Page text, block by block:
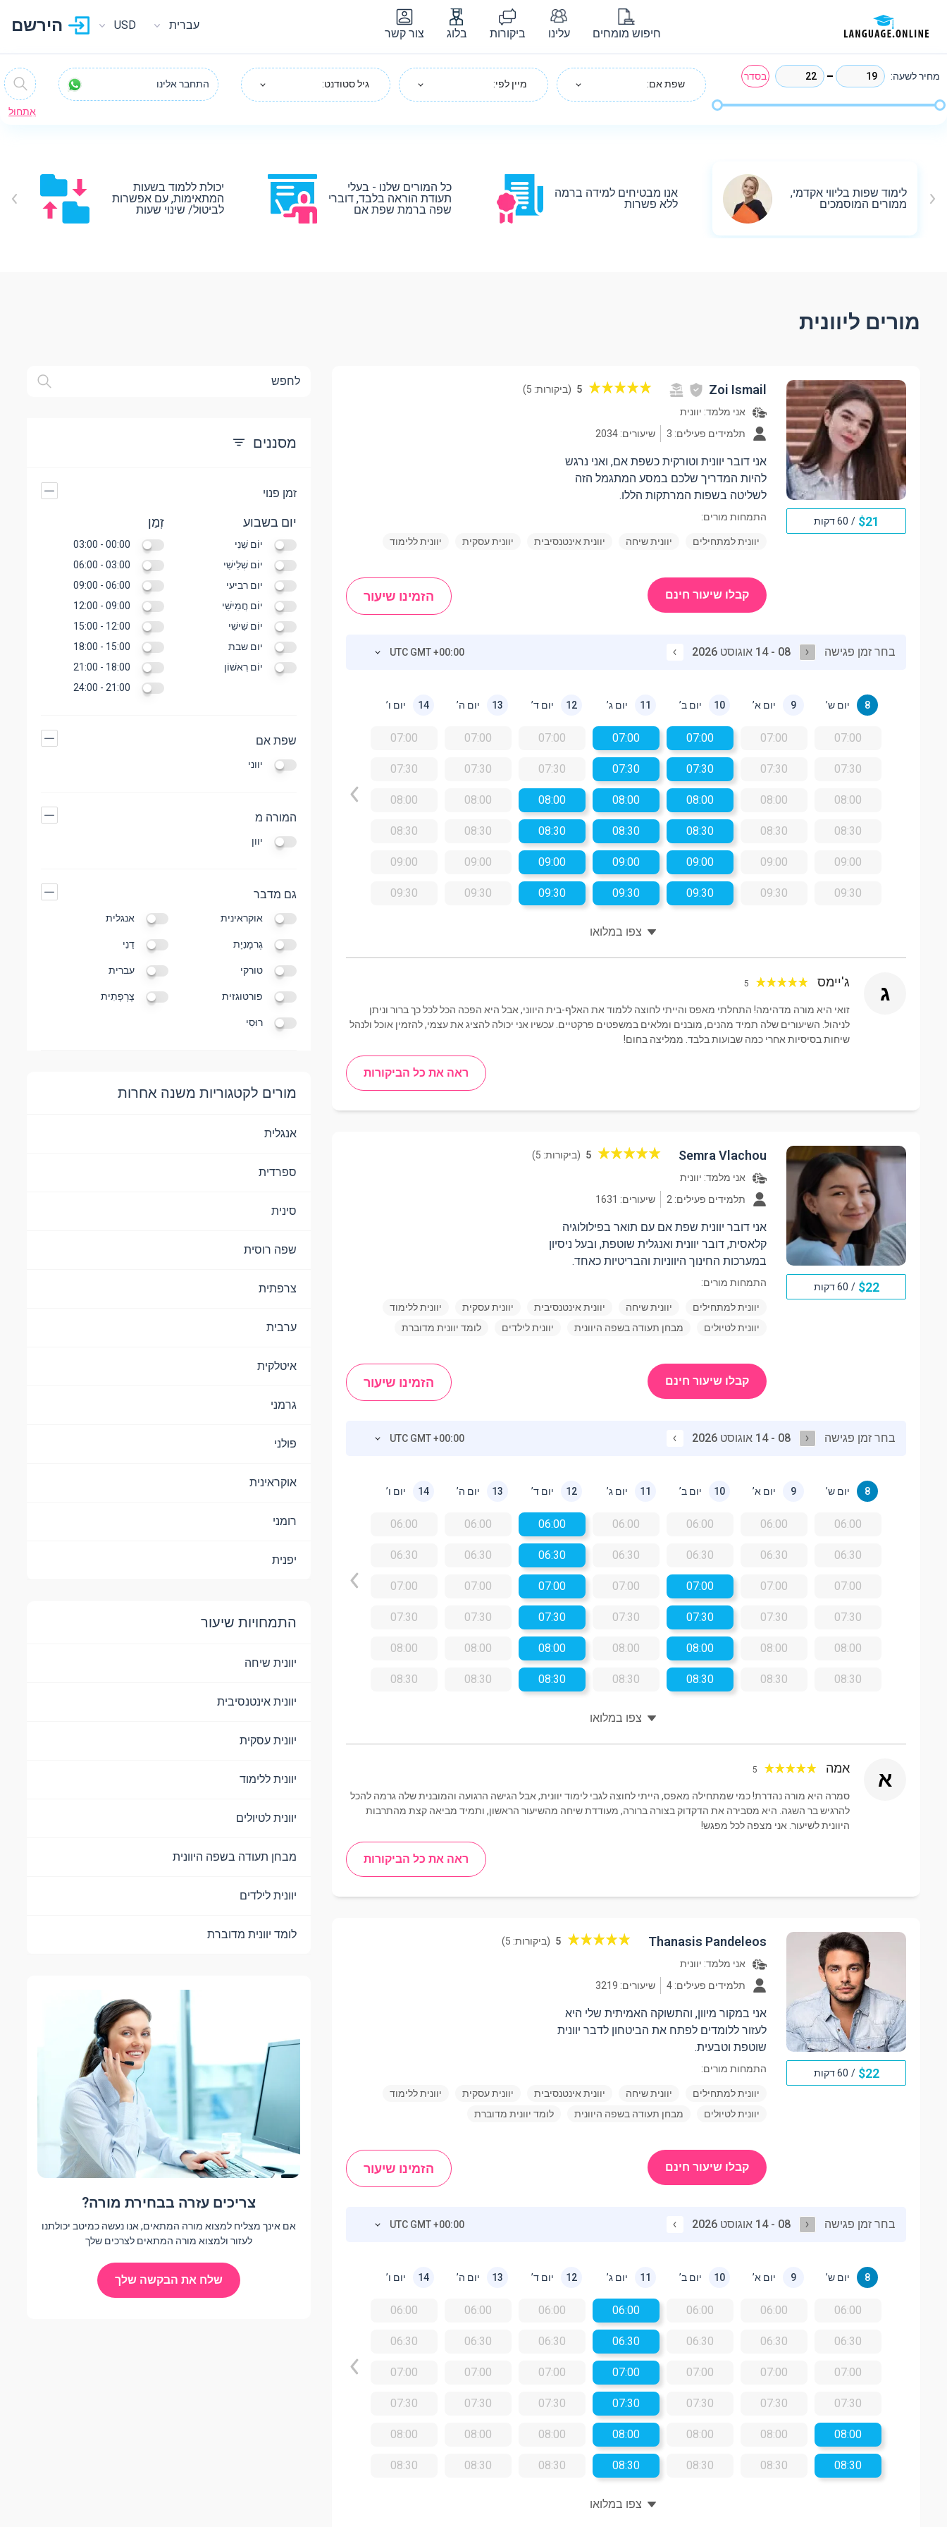
חיפוש מומחים עלינו ביקורות בלוג צור קשר
עברית USD הירשם
אִתחוּל
מחיר לשעה: בסדר
שפת אם: מיין לפי: גיל סטודנט: התחבר אלינו
לימוד שפות בליווי אקדמי,
ממורים המוסמכים
אנו מבטיחים למידה ברמה
ללא פשרות
כל המורים שלנו - בעלי
תעודת הוראה בלבד, דוברי
שפה ברמת שפת אם
יכולת ללמוד בשעות
המתאימות, עם אפשרות
לביטול/ שינוי שעות
מורים ליוונית
21
$
/ 60 דקות
Zoi Ismail
5 (ביקורות: 5)
אני מלמד: יוונית
תלמידים פעילים: 3
שיעורים: 2034
אני דובר יוונית וטורקית כשפת אם, ואני נרגש
להיות המדריך שלכם במסע המתגמל הזה
לשליטה בשפות המרתקות הללו.
התמחות מורים:
יוונית למתחילים יוונית שיחה יוונית אינטנסיבית יוונית עסקית יוונית ללימוד
קבלו שיעור חינם הזמינו שיעור
בחר זמן פגישה 08 - 14 אוגוסט 2026 UTC GMT +00:00
8 יום ש’
07:00
07:30
08:00
08:30
09:00
09:30
9 יום א’
07:00
07:30
08:00
08:30
09:00
09:30
10 יום ב’
07:00
07:30
08:00
08:30
09:00
09:30
11 יום ג’
07:00
07:30
08:00
08:30
09:00
09:30
12 יום ד’
07:00
07:30
08:00
08:30
09:00
09:30
13 יום ה’
07:00
07:30
08:00
08:30
09:00
09:30
14 יום ו’
07:00
07:30
08:00
08:30
09:00
09:30
צפו במלואו
ג ג'יימס 5
זואי היא מורה מדהימה! התחלתי מאפס והייתי לחוצה ללמוד את האלף-בית היווני, אבל היא הפכה הכל לכל כך ברור וניתן
לניהול. השיעורים שלה תמיד מהנים, מובנים ומלאים במשפטים פרקטיים. עכשיו אני יכולה להציג את עצמי, להזמין אוכל ולנהל
שיחות בסיסיות אחרי כמה שבועות בלבד. ממליצה בחום!
ראה את כל הביקורות
22
$
/ 60 דקות
Semra Vlachou
5 (ביקורות: 5)
אני מלמד: יוונית
תלמידים פעילים: 2
שיעורים: 1631
אני דובר יוונית שפת אם עם תואר בפילולוגיה
קלאסית, דובר יוונית ואנגלית שוטפת, ובעל ניסיון
במערכות החינוך היווניות והבריטיות כאחד.
התמחות מורים:
יוונית למתחילים יוונית שיחה יוונית אינטנסיבית יוונית עסקית
יוונית ללימוד
יוונית לטיולים
מבחן תעודה בשפה היוונית יוונית לילדים לומד יוונית מדוברת
קבלו שיעור חינם הזמינו שיעור
בחר זמן פגישה 08 - 14 אוגוסט 2026 UTC GMT +00:00
8 יום ש’
06:00
06:30
07:00
07:30
08:00
08:30
9 יום א’
06:00
06:30
07:00
07:30
08:00
08:30
10 יום ב’
06:00
06:30
07:00
07:30
08:00
08:30
11 יום ג’
06:00
06:30
07:00
07:30
08:00
08:30
12 יום ד’
06:00
06:30
07:00
07:30
08:00
08:30
13 יום ה’
06:00
06:30
07:00
07:30
08:00
08:30
14 יום ו’
06:00
06:30
07:00
07:30
08:00
08:30
צפו במלואו
א אמה 5
סמרה היא מורה נהדרת! כמי שמתחילה מאפס, הייתי לחוצה לגבי לימוד יוונית, אבל הגישה הרגועה והמובנית שלה גרמה להכל
להרגיש בר השגה. היא מסבירה את הדקדוק בצורה ברורה, מעודדת שיחה מהשיעור הראשון, ותמיד מביאה קצת מהתרבות
היוונית לשיעור. אני מצפה לכל מפגש!
ראה את כל הביקורות
22
$
/ 60 דקות
Thanasis Pandeleos
5 (ביקורות: 5)
אני מלמד: יוונית
תלמידים פעילים: 4
שיעורים: 3219
אני במקור מיוון, והתשוקה האמיתית שלי היא
לעזור ללומדים לפתח את הביטחון לדבר יוונית
שוטפת וטבעית.
התמחות מורים:
יוונית למתחילים יוונית שיחה יוונית אינטנסיבית יוונית עסקית
יוונית ללימוד
יוונית לטיולים
מבחן תעודה בשפה היוונית לומד יוונית מדוברת
קבלו שיעור חינם הזמינו שיעור
בחר זמן פגישה 08 - 14 אוגוסט 2026 UTC GMT +00:00
8 יום ש’
06:00
06:30
07:00
07:30
08:00
08:30
9 יום א’
06:00
06:30
07:00
07:30
08:00
08:30
10 יום ב’
06:00
06:30
07:00
07:30
08:00
08:30
11 יום ג’
06:00
06:30
07:00
07:30
08:00
08:30
12 יום ד’
06:00
06:30
07:00
07:30
08:00
08:30
13 יום ה’
06:00
06:30
07:00
07:30
08:00
08:30
14 יום ו’
06:00
06:30
07:00
07:30
08:00
08:30
צפו במלואו
לחפש
מסננים
זמן פנוי
יום בשבוע
יוֹם שֵׁנִי
יוֹם שְׁלִישִׁי
יום רביעי
יוֹם חֲמִישִׁי
יוֹם שִׁישִׁי
יום שבת
יוֹם רִאשׁוֹן
זְמַן
00:00 - 03:00
03:00 - 06:00
06:00 - 09:00
09:00 - 12:00
12:00 - 15:00
15:00 - 18:00
18:00 - 21:00
21:00 - 24:00
שפת אם
יווני
המורה מ
יוון
גם מדבר
אוקראינית אנגלית
גֶרמָנִיָת דַנִי
טורקי עברית
פורטוגזית צָרְפָתִית
רוּסִי
מורים לקטגוריות משנה אחרות
אנגלית
ספרדית
סינית
שפה רוסית
צרפתית
ערבית
איטלקית
גרמני
פולני
אוקראינית
רומני
יפנית
התמחויות שיעור
יוונית שיחה
יוונית אינטנסיבית
יוונית עסקית
יוונית ללימוד
יוונית לטיולים
מבחן תעודה בשפה היוונית
יוונית לילדים
לומד יוונית מדוברת
צריכים עזרה בבחירת מורה?
אם אינך מצליח למצוא מורה המתאים, אנו נעשה כמיטב יכולתנו
לעזור ולמצוא מורה המתאים לצרכים שלך
שלח את הבקשה שלך